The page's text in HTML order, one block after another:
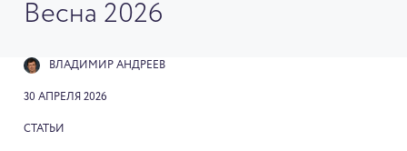
Весна 2026
ВЛАДИМИР АНДРЕЕВ
30 АПРЕЛЯ 2026
СТАТЬИ